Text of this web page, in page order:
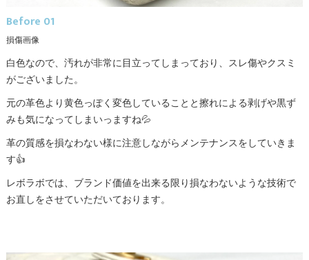
Before 01
損傷画像
白色なので、汚れが非常に目立ってしまっており、スレ傷やクスミ
がございました。
元の革色より黄色っぽく変色していることと擦れによる剥げや黒ず
みも気になってしまいっますね💦
革の質感を損なわない様に注意しながらメンテナンスをしていきま
す👍
レボラボでは、ブランド価値を出来る限り損なわないような技術で
お直しをさせていただいております。